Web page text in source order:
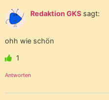
Redaktion GKS sagt:
ohh wie schön
1
Antworten